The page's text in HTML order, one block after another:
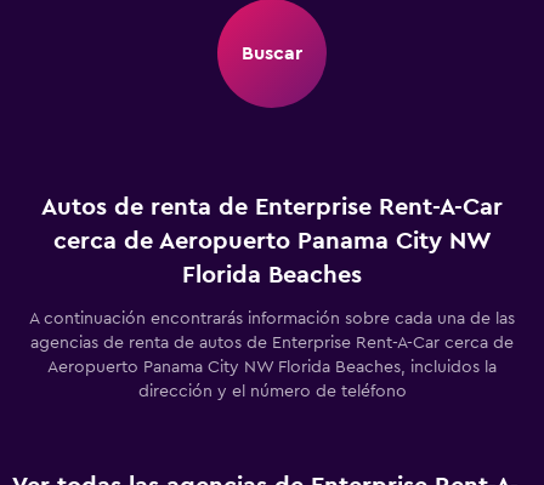
Buscar
Autos de renta de Enterprise Rent-A-Car
cerca de Aeropuerto Panama City NW
Florida Beaches
A continuación encontrarás información sobre cada una de las
agencias de renta de autos de Enterprise Rent-A-Car cerca de
Aeropuerto Panama City NW Florida Beaches, incluidos la
dirección y el número de teléfono